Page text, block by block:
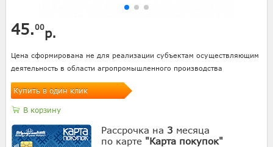
45.00р.
Цена сформирована не для реализации субъектам осуществляющим
деятельность в области агропромышленного производства
Купить в один клик
В корзину
Рассрочка на 3 месяца
по карте "Карта покупок"